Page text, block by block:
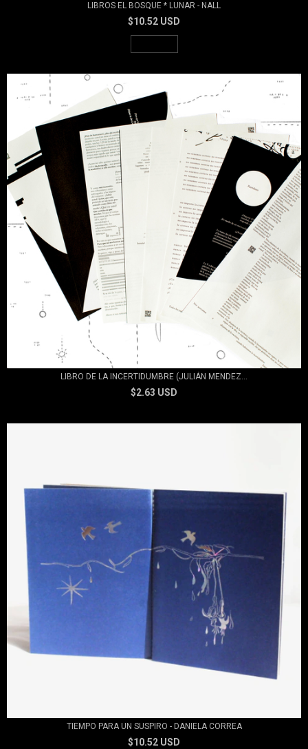
LIBROS EL BOSQUE * LUNAR - NALL
$10.52 USD
LIBRO DE LA INCERTIDUMBRE (JULIÁN MENDEZ...
$2.63 USD
TIEMPO PARA UN SUSPIRO - DANIELA CORREA
$10.52 USD